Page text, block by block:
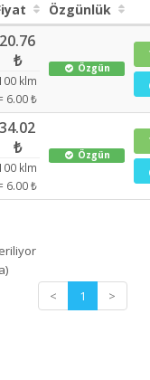
Özgünlük
20.76
₺
klm
6.00 ₺
Özgün
34.02
₺
klm
6.00 ₺
Özgün
<
1 >